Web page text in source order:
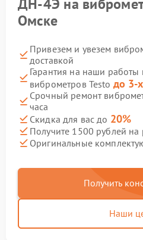
ДН-4Э на
Омске
Привезем и увезем
доставкой
Гарантия на наши работы
виброметров Testo до 3-
Срочный ремонт
часа
Скидка для вас до 20%
Получите 1500 рублей на
Оригинальные
Получить
Наши